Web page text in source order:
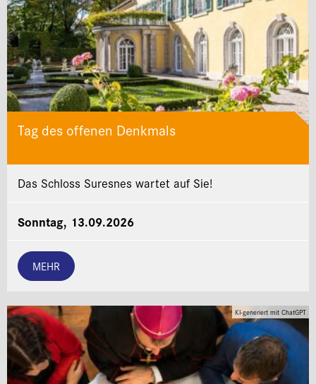
Tag des offenen Denkmals
Das Schloss Suresnes wartet auf Sie!
Sonntag, 13.09.2026
MEHR
KI-generiert mit ChatGPT